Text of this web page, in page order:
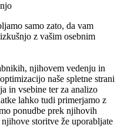
samo zato, da vam
z vašim osebnim
njihovem vedenju in
naše spletne strani
in vsebine ter za analizo
lahko tudi primerjamo z
ponudbe prek njihovih
storitve že uporabljate